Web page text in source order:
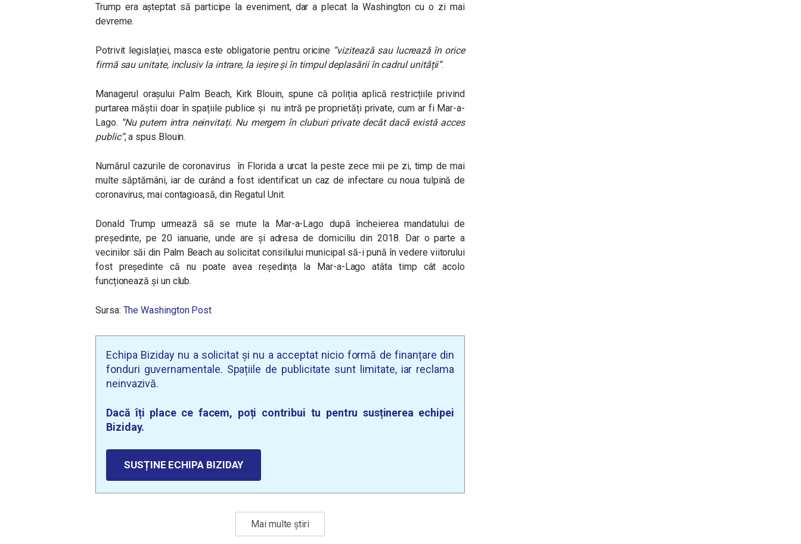
Trump era așteptat să participe la eveniment, dar a plecat la Washington cu o zi mai
devreme.
Potrivit legislației, masca este obligatorie pentru oricine “vizitează sau lucrează în orice
firmă sau unitate, inclusiv la intrare, la ieșire și în timpul deplasării în cadrul unității”.
Managerul orașului Palm Beach, Kirk Blouin, spune că poliția aplică restricțiile privind
purtarea măștii doar în spațiile publice și nu intră pe proprietăți private, cum ar fi Mar-a-
Lago. “Nu putem intra neinvitați. Nu mergem în cluburi private decât dacă există acces
public”, a spus Blouin.
Numărul cazurile de coronavirus în Florida a urcat la peste zece mii pe zi, timp de mai
multe săptămâni, iar de curând a fost identificat un caz de infectare cu noua tulpină de
coronavirus, mai contagioasă, din Regatul Unit.
Donald Trump urmează să se mute la Mar-a-Lago după încheierea mandatului de
președinte, pe 20 ianuarie, unde are și adresa de domiciliu din 2018. Dar o parte a
vecinilor săi din Palm Beach au solicitat consiliului municipal să-i pună în vedere viitorului
fost președinte că nu poate avea reședința la Mar-a-Lago atâta timp cât acolo
funcționează și un club.
Sursa: The Washington Post
Echipa Biziday nu a solicitat și nu a acceptat nicio formă de finanțare din
fonduri guvernamentale. Spațiile de publicitate sunt limitate, iar reclama
neinvazivă.
Dacă îți place ce facem, poți contribui tu pentru susținerea echipei
Biziday.
SUSȚINE ECHIPA BIZIDAY
Mai multe știri